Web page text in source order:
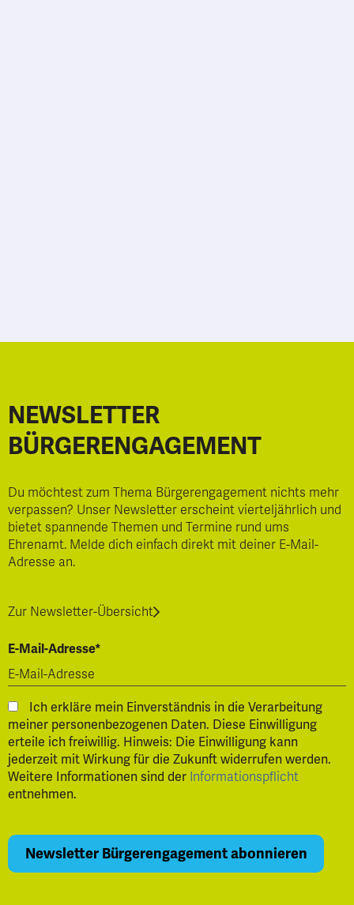
NEWSLETTER
BÜRGERENGAGEMENT
Du möchtest zum Thema Bürgerengagement nichts mehr
verpassen? Unser Newsletter erscheint vierteljährlich und
bietet spannende Themen und Termine rund ums
Ehrenamt. Melde dich einfach direkt mit deiner E-Mail-
Adresse an.
Zur Newsletter-Übersicht
E-Mail-Adresse*
Ich erkläre mein Einverständnis in die Verarbeitung
meiner personenbezogenen Daten. Diese Einwilligung
erteile ich freiwillig. Hinweis: Die Einwilligung kann
jederzeit mit Wirkung für die Zukunft widerrufen werden.
Weitere Informationen sind der Informationspflicht
entnehmen.